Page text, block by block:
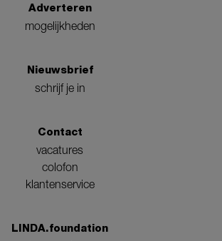
Adverteren
mogelijkheden
Nieuwsbrief
schrijf je in
Contact
vacatures
colofon
klantenservice
LINDA.foundation